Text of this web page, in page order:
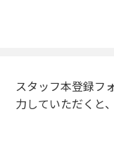
スタッフ本登録フ
力していただくと